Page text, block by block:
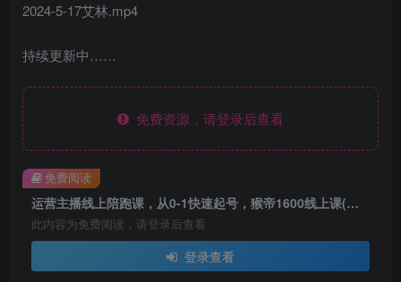
2024-5-17艾林.mp4
持续更新中……
免费资源，请登录后查看
运营主播线上陪跑课，从0-1快速起号，猴帝1600线上课(更新24年5月)
此内容为免费阅读，请登录后查看
登录查看
免费阅读